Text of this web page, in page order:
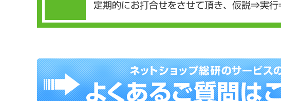
定期的にお打合せをさせて頂き、仮説⇒実